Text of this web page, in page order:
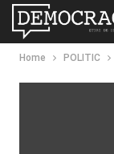
Home POLITIC